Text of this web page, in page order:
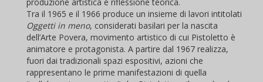
Tra il 1965 e il 1966 produce un insieme di lavori intitolati
Oggetti in meno, considerati basilari per la nascita
dell’Arte Povera, movimento artistico di cui Pistoletto è
animatore e protagonista. A partire dal 1967 realizza,
fuori dai tradizionali spazi espositivi, azioni che
rappresentano le prime manifestazioni di quella